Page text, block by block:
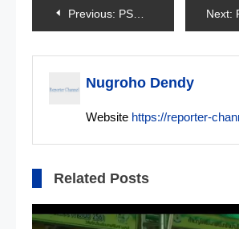
Navigasi
pos
Previous: PSM Berlapang Dada, Meski AFC Cup 2020 Dibatalkan Next:
Nugroho Dendy
Website https://reporter-
Related Posts